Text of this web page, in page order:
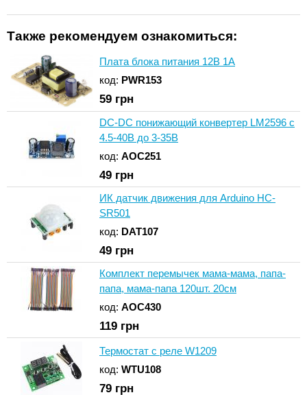
Также рекомендуем ознакомиться:
Плата блока питания 12В 1A
код: PWR153
59 грн
DC-DC понижающий конвертер LM2596 c
4.5-40В до 3-35В
код: AOC251
49 грн
ИК датчик движения для Arduino HC-
SR501
код: DAT107
49 грн
Комплект перемычек мама-мама, папа-
папа, мама-папа 120шт. 20см
код: AOC430
119 грн
Термостат с реле W1209
код: WTU108
79 грн